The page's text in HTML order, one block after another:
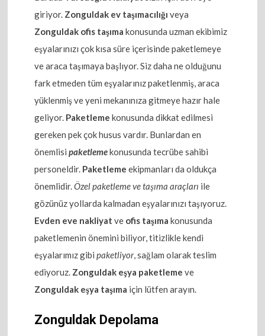
giriyor. Zonguldak ev taşımacılığı veya
Zonguldak ofis taşıma konusunda uzman ekibimiz
eşyalarınızı çok kısa süre içerisinde paketlemeye
ve araca taşımaya başlıyor. Siz daha ne olduğunu
fark etmeden tüm eşyalarınız paketlenmiş, araca
yüklenmiş ve yeni mekanınıza gitmeye hazır hale
geliyor. Paketleme konusunda dikkat edilmesi
gereken pek çok husus vardır. Bunlardan en
önemlisipaketlemekonusunda tecrübe sahibi
personeldir. Paketleme ekipmanları da oldukça
önemlidir.Özel paketleme ve taşıma araçları ile
gözünüz yollarda kalmadan eşyalarınızı taşıyoruz.
Evden eve nakliyat ve ofis taşıma konusunda
paketlemenin önemini biliyor, titizlikle kendi
eşyalarımız gibipaketliyor, sağlam olarak teslim
ediyoruz. Zonguldak eşya paketleme ve
Zonguldak eşya taşıma için lütfen arayın.
Zonguldak Depolama